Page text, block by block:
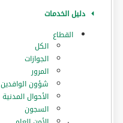
دليل الخدمات
القطاع
الكل
الجوازات
المرور
‏شؤون الوافدين
الأحوال المدنية
السجون